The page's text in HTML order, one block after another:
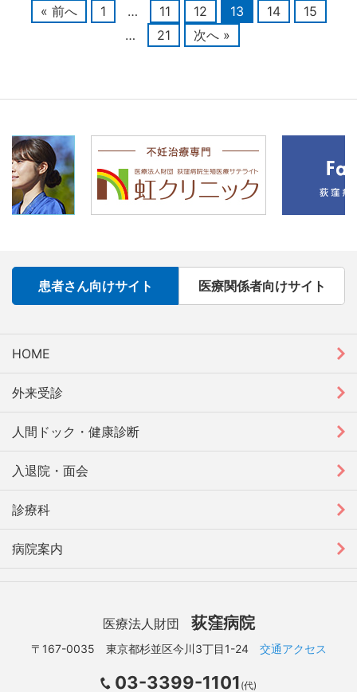
« 前へ 1 … 11 12 13 14
15
…
21 次へ »
患者さん向けサイト 医療関係者向けサイト
HOME
外来受診
人間ドック・健康診断
入退院・面会
診療科
病院案内
医療法人財団 荻窪病院
〒167-0035 東京都杉並区今川3丁目1-24 交通アクセス
03-3399-1101 (代)